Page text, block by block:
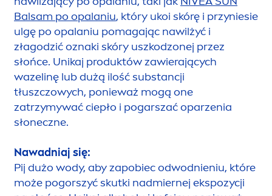
Balsam po opalaniu, który ukoi skórę i przyniesie
ulgę po opalaniu pomagając nawilżyć i
złagodzić oznaki skóry uszkodzonej przez
słońce. Unikaj produktów zawierających
wazelinę lub dużą ilość substancji
tłuszczowych, ponieważ mogą one
zatrzymywać ciepło i pogarszać oparzenia
słoneczne.
Nawadniaj się:
Pij dużo wody, aby zapobiec odwodnieniu, które
może pogorszyć skutki nadmiernej ekspozycji